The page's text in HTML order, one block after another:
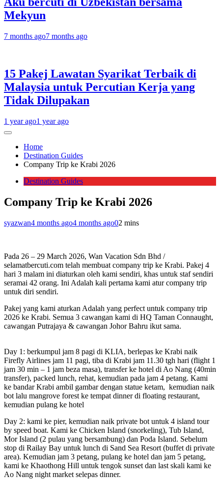
Mekyun
7 months ago7 months ago
15 Pakej Lawatan Syarikat Terbaik di
Malaysia untuk Percutian Kerja yang
Tidak Dilupakan
1 year ago1 year ago
Home
Destination Guides
Company Trip ke Krabi 2026
Destination Guides
Company Trip ke Krabi 2026
syazwan4 months ago4 months ago02 mins
Pada 26 – 29 March 2026, Wan Vacation Sdn Bhd /
selamatbercuti.com telah membuat company trip ke Krabi. Pakej 4
hari 3 malam ini diaturkan oleh kami sendiri, khas untuk staf sendiri
seramai 42 orang. Ini Adalah kali pertama kami atur company trip
untuk diri sendiri.
Pakej yang kami aturkan Adalah yang perfect untuk company trip
2026 ke Krabi. Semua 3 cawangan kami di HQ Taman Connaught,
cawangan Putrajaya & cawangan Johor Bahru ikut sama.
Day 1: berkumpul jam 8 pagi di KLIA, berlepas ke Krabi naik
Firefly Airlines jam 11 pagi, tiba di Krabi jam 11.30 tgh hari (flight 1
jam 30 min – 1 jam beza masa), transfer ke hotel di Ao Nang (40min
transfer), packed lunch, rehat, kemudian pada jam 4 petang. Kami
ke bandar Krabi ambil gambar dengan statue ketam, kemudian naik
bot lalu mangrove forest ke tempat dinner di floating restaurant,
kemudian pulang ke hotel
Day 2: kami ke pier, kemudian naik private bot untuk 4 island tour
by speed boat. Kami ke Chicken Island (snorkeling), Tub Island,
Mor Island (2 pulau yang bersambung) dan Poda Island. Sebelum
stop di Railay Bay untuk lunch di Sand Sea Resort (buffet di private
area). Kemudian jam 3 petang, pulang ke hotel dan jam 5 petang,
kami ke Khaothong Hill untuk tengok sunset dan last skali kami ke
Ao Nang night market selepas dinner.